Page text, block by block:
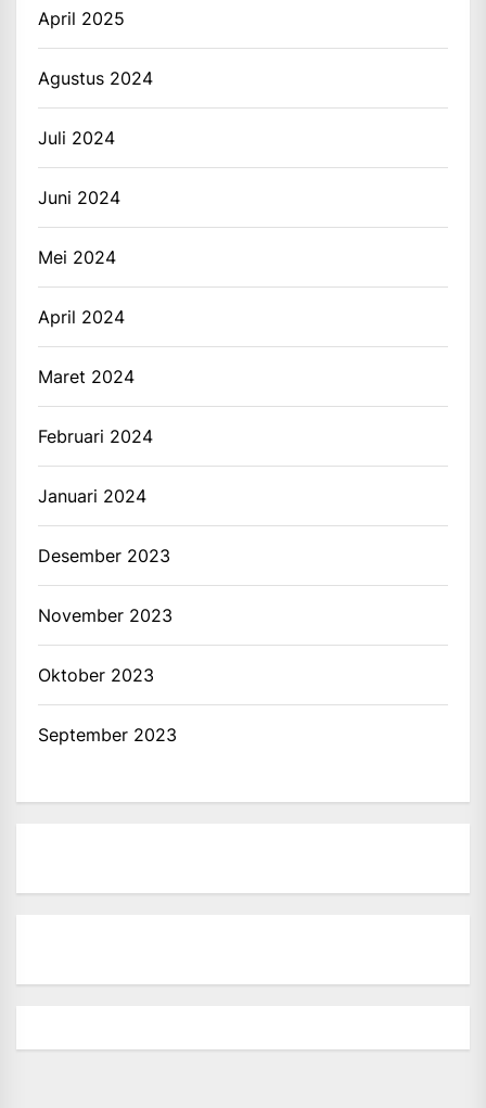
April 2025
Agustus 2024
Juli 2024
Juni 2024
Mei 2024
April 2024
Maret 2024
Februari 2024
Januari 2024
Desember 2023
November 2023
Oktober 2023
September 2023